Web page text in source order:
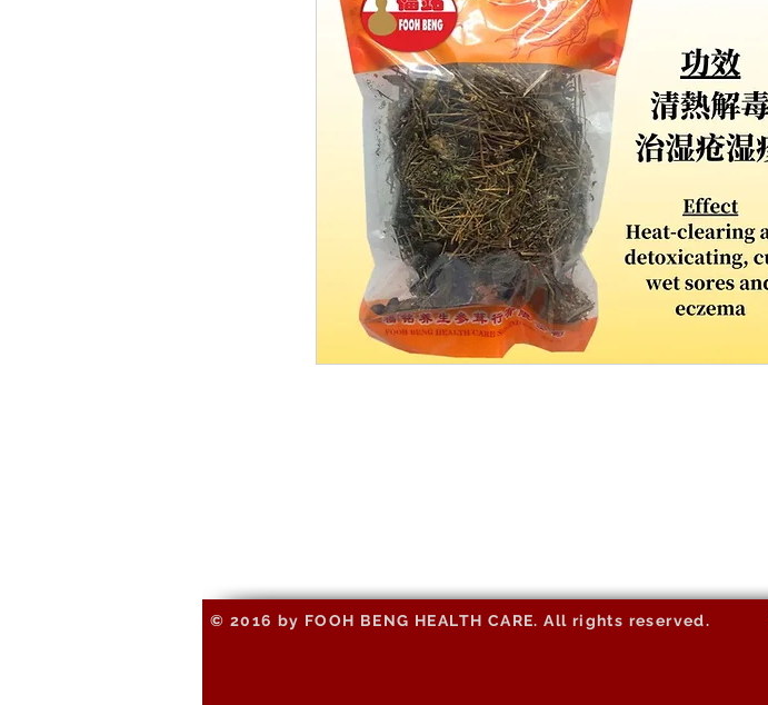
© 2016 by FOOH BENG HEALTH CARE. All rights reserved.